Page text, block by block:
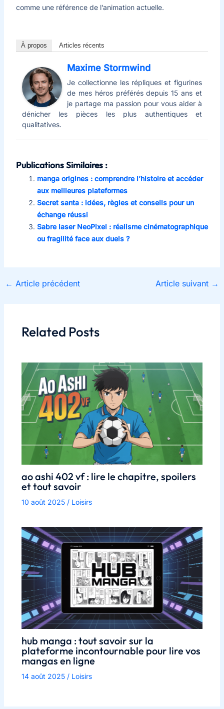
comme une référence de l’animation actuelle.
À propos Articles récents
Maxime Stormwind
Je collectionne les répliques et figurines
de mes héros préférés depuis 15 ans et
je partage ma passion pour vous aider à
dénicher les pièces les plus authentiques et
qualitatives.
Publications Similaires :
manga origines : comprendre l’histoire et accéder
aux meilleures plateformes
Secret santa : idées, règles et conseils pour un
échange réussi
Sabre laser NeoPixel : réalisme cinématographique
ou fragilité face aux duels ?
← Article précédent Article suivant →
Related Posts
ao ashi 402 vf : lire le chapitre, spoilers
et tout savoir
10 août 2025 / Loisirs
hub manga : tout savoir sur la
plateforme incontournable pour lire vos
mangas en ligne
14 août 2025 / Loisirs